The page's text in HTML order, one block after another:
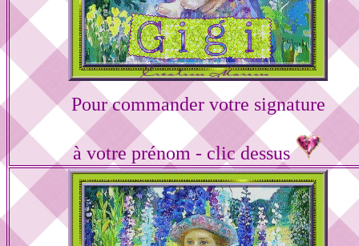
Pour commander votre signature
à votre prénom - clic dessus